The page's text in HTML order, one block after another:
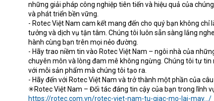
những giải pháp công nghiệp tiên tiến và hiệu quả của
và phát triển bền vững.
- Rotec Việt Nam cam kết mang đến cho quý bạn không
tưởng và dịch vụ tận tâm. Chúng tôi luôn sẵn sàng lắng
hành cùng bạn trên mọi nẻo đường.
- Hãy trao niềm tin vào Rotec Việt Nam – ngôi nhà của
chuyên môn và lòng đam mê không ngừng. Chúng tôi tự
với mỗi sản phẩm mà chúng tôi tạo ra.
- Hãy đến với Rotec Việt Nam và trở thành một phần của
✳Rotec Việt Nam – Đối tác đáng tin cậy của bạn trong lĩnh
https://rotec.com.vn/rotec-viet-nam-tu-giac-mo-lai-may.../